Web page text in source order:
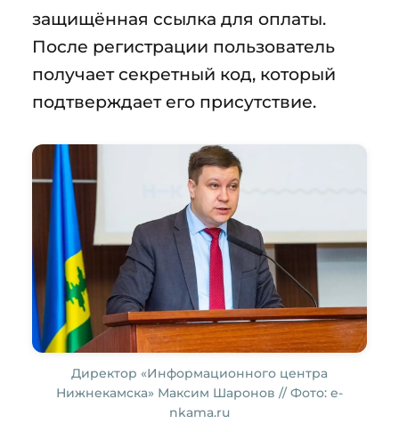
защищённая ссылка для оплаты.
После регистрации пользователь
получает секретный код, который
подтверждает его присутствие.
Директор «Информационного центра
Нижнекамска» Максим Шаронов // Фото: e-
nkama.ru